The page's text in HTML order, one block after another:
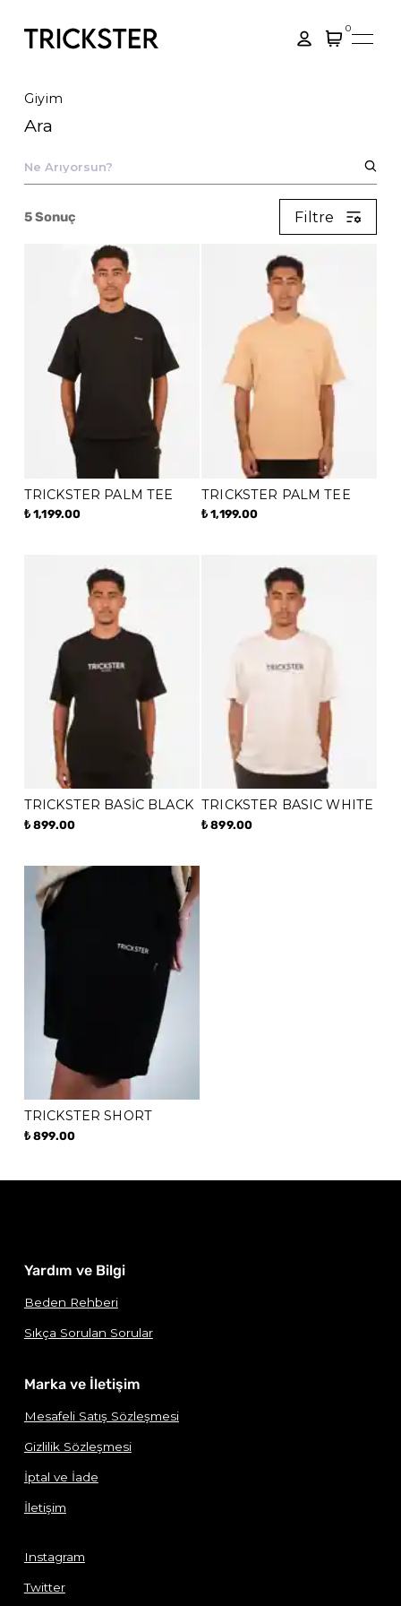
0
Giyim
Ara
5Sonuç Filtre
TRICKSTER PALM TEE
₺ 1,199.00
TRICKSTER PALM TEE
₺ 1,199.00
TRICKSTER BASİC BLACK
₺ 899.00
TRICKSTER BASIC WHITE
₺ 899.00
TRICKSTER SHORT
₺ 899.00
Yardım ve Bilgi
Beden Rehberi
Sıkça Sorulan Sorular
Marka ve İletişim
Mesafeli Satış Sözleşmesi
Gizlilik Sözleşmesi
İptal ve İade
İletişim
Instagram
Twitter